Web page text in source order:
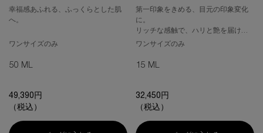
幸福感あふれる、ふっくらとした肌
へ。
ワンサイズのみ
50 ML
49,390円
（税込）
第一印象をきめる、目元の印象変化
に。
リッチな感触で、ハリと艶を届ける
アイクリーム。
ワンサイズのみ
15 ML
32,450円
（税込）